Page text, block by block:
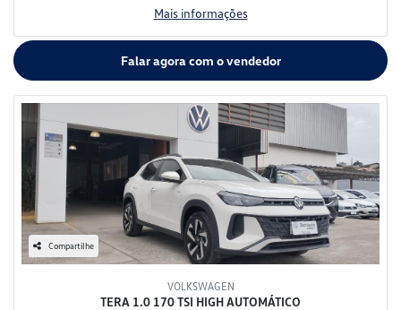
Mais informações
Falar agora com o vendedor
Compartilhe
VOLKSWAGEN
TERA 1.0 170 TSI HIGH AUTOMÁTICO